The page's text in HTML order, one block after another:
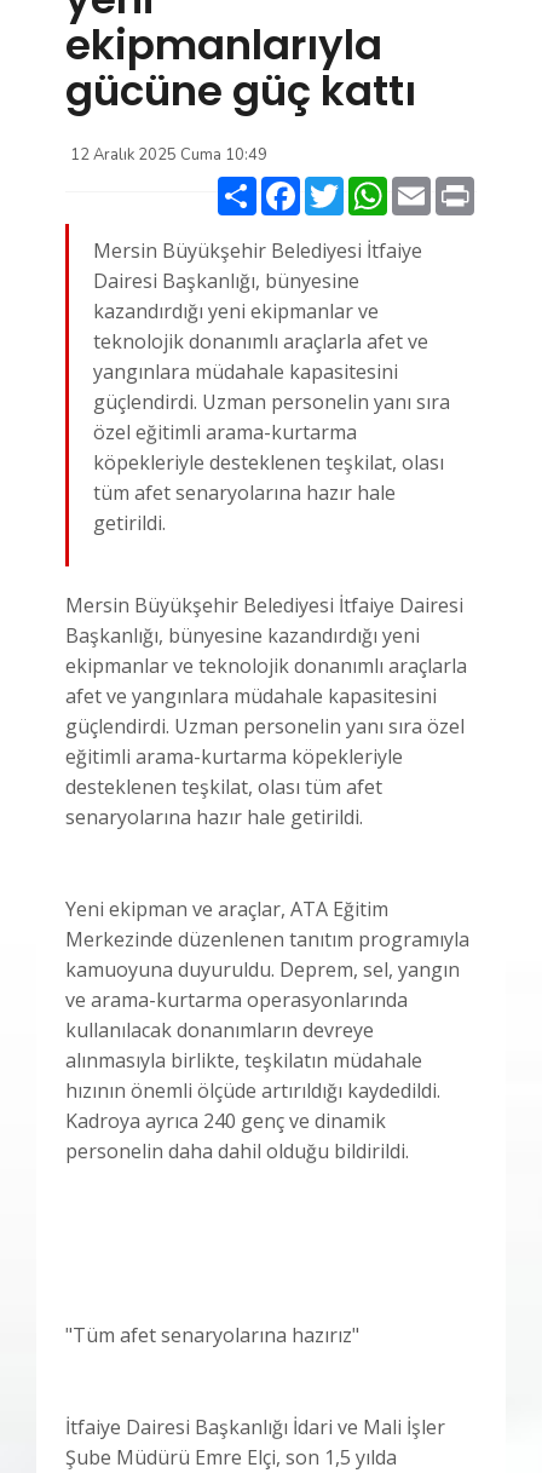
ekipmanlarıyla
gücüne güç kattı
12 Aralık 2025 Cuma 10:49
Paylaş FacebookTwitter WhatsApp
Email
Mersin Büyükşehir Belediyesi İtfaiye
Dairesi Başkanlığı, bünyesine
kazandırdığı yeni ekipmanlar ve
teknolojik donanımlı araçlarla afet ve
yangınlara müdahale kapasitesini
güçlendirdi. Uzman personelin yanı sıra
özel eğitimli arama-kurtarma
köpekleriyle desteklenen teşkilat, olası
tüm afet senaryolarına hazır hale
getirildi.
Mersin Büyükşehir Belediyesi İtfaiye Dairesi
Başkanlığı, bünyesine kazandırdığı yeni
ekipmanlar ve teknolojik donanımlı araçlarla
afet ve yangınlara müdahale kapasitesini
güçlendirdi. Uzman personelin yanı sıra özel
eğitimli arama-kurtarma köpekleriyle
desteklenen teşkilat, olası tüm afet
senaryolarına hazır hale getirildi.
Yeni ekipman ve araçlar, ATA Eğitim
Merkezinde düzenlenen tanıtım programıyla
kamuoyuna duyuruldu. Deprem, sel, yangın
ve arama-kurtarma operasyonlarında
kullanılacak donanımların devreye
alınmasıyla birlikte, teşkilatın müdahale
hızının önemli ölçüde artırıldığı kaydedildi.
Kadroya ayrıca 240 genç ve dinamik
personelin daha dahil olduğu bildirildi.
"Tüm afet senaryolarına hazırız"
İtfaiye Dairesi Başkanlığı İdari ve Mali İşler
Şube Müdürü Emre Elçi, son 1,5 yılda